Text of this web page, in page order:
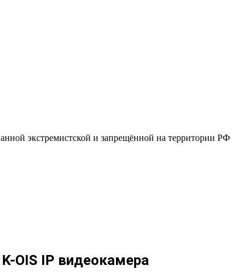
экстремистской и запрещённой на территории РФ
OIS IP видеокамера